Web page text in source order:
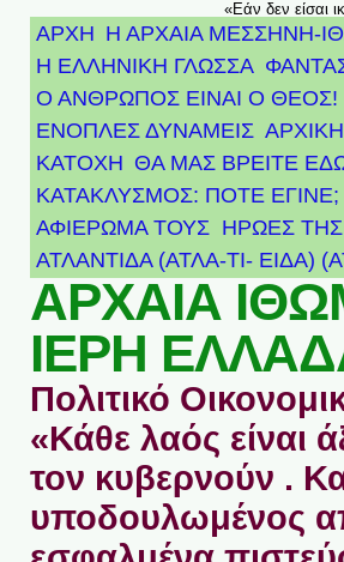
«Εάν δεν είσαι
ΑΡΧΗ Η ΑΡΧΑΙΑ ΜΕΣΣΗΝΗ-
Η ΕΛΛΗΝΙΚΗ ΓΛΩΣΣΑ
Ο ΑΝΘΡΩΠΟΣ ΕΙΝΑΙ Ο ΘΕΟΣ!
ΕΝΟΠΛΕΣ ΔΥΝΑΜΕΙΣ ΑΡΧΙΚΉ
ΚΑΤΟΧΗ ΘΑ ΜΑΣ ΒΡΕΙΤΕ
ΚΑΤΑΚΛΥΣΜΟΣ: ΠΟΤΕ
ΑΦΙΈΡΩΜΑ ΤΟΥΣ ΉΡΩΕΣ
ΑΤΛΑΝΤΊΔΑ (ΑΤΛΑ-ΤΙ- ΕΙΔΑ)
ΑΡΧΑΙΑ
ΙΕΡΗ
Πολιτικό
«Κάθε λαός είναι
τον κυβερνούν .
υποδουλωμένος